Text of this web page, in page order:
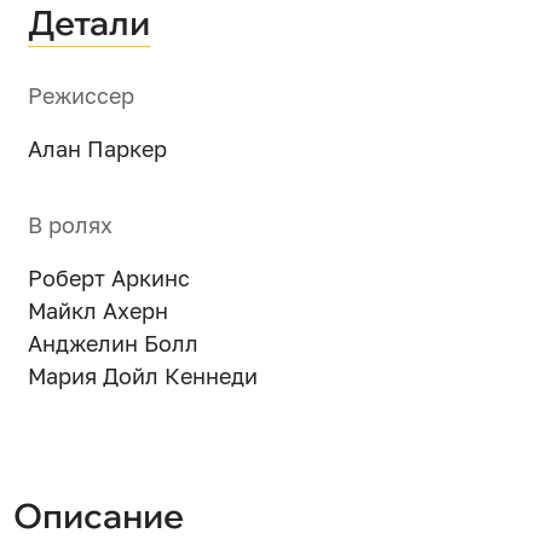
Детали
Режиссер
Алан Паркер
В ролях
Роберт Аркинс
Майкл Ахерн
Анджелин Болл
Мария Дойл Кеннеди
Описание